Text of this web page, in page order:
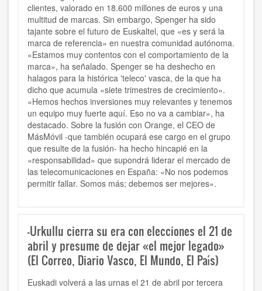
clientes, valorado en 18.600 millones de euros y una
multitud de marcas. Sin embargo, Spenger ha sido
tajante sobre el futuro de Euskaltel, que «es y será la
marca de referencia» en nuestra comunidad autónoma.
«Estamos muy contentos con el comportamiento de la
marca», ha señalado. Spenger se ha deshecho en
halagos para la histórica 'teleco' vasca, de la que ha
dicho que acumula «siete trimestres de crecimiento».
«Hemos hechos inversiones muy relevantes y tenemos
un equipo muy fuerte aquí. Eso no va a cambiar», ha
destacado. Sobre la fusión con Orange, el CEO de
MásMóvil -que también ocupará ese cargo en el grupo
que resulte de la fusión- ha hecho hincapié en la
«responsabilidad» que supondrá liderar el mercado de
las telecomunicaciones en España: «No nos podemos
permitir fallar. Somos más; debemos ser mejores».
-Urkullu cierra su era con elecciones el 21 de
abril y presume de dejar «el mejor legado»
(El Correo, Diario Vasco, El Mundo, El País)
Euskadi volverá a las urnas el 21 de abril por tercera